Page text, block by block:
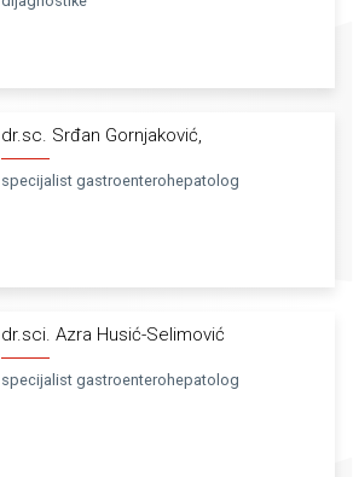
dr.sc. Srđan Gornjaković,
specijalist gastroenterohepatolog
dr.sci. Azra Husić-Selimović
specijalist gastroenterohepatolog